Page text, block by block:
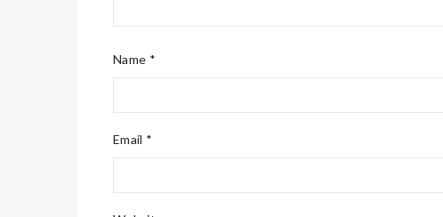
Name *
Email *